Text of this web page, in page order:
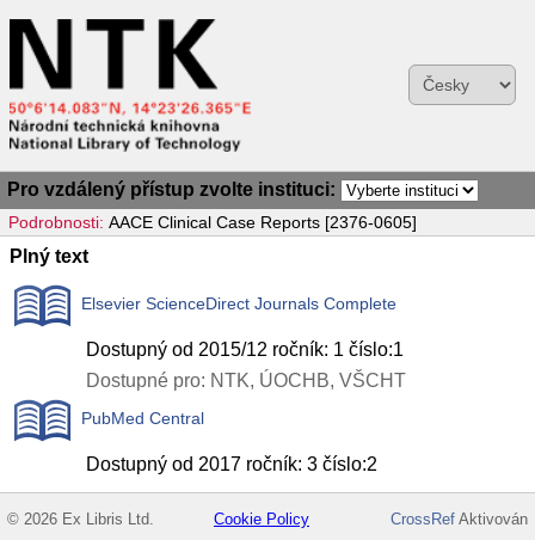
Pro vzdálený přístup zvolte instituci:
Podrobnosti: AACE Clinical Case Reports [2376-0605]
Plný text
Elsevier ScienceDirect Journals Complete
Dostupný od 2015/12 ročník: 1 číslo:1
Dostupné pro: NTK, ÚOCHB, VŠCHT
PubMed Central
Dostupný od 2017 ročník: 3 číslo:2
© 2026 Ex Libris Ltd. Cookie Policy CrossRefAktivován